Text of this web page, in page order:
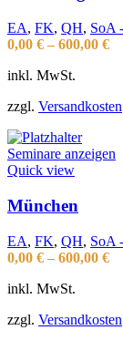
EA, FK, QH, SoA
0,00 € – 600,00 €
inkl. MwSt.
zzgl. Versandkosten
Seminare anzeigen
Quick view
München
EA, FK, QH, SoA
0,00 € – 600,00 €
inkl. MwSt.
zzgl. Versandkosten